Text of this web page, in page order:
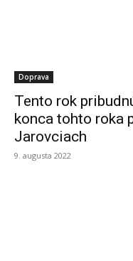
Doprava
Tento rok
konca tohto roka
Jarovciach
9. augusta 2022